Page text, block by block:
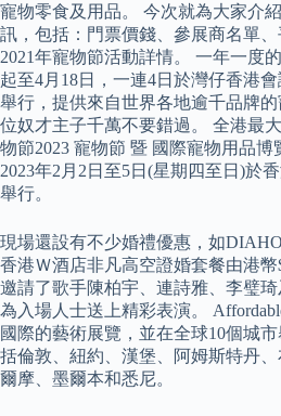
寵物零食及用品。 今次就為大家介
訊，包括：門票價錢、參展商名單
2021年寵物節活動詳情。 一年一度
起至4月18日，一連4日於灣仔香港
舉行，提供來自世界各地逾千品牌
位奴才主子千萬不要錯過。 全港最
物節2023 寵物節 暨 國際寵物用品
2023年2月2日至5日(星期四至日)於
舉行。
現場還設有不少婚禮優惠，如
香港Ｗ酒店非凡高空證婚套餐由港幣
邀請了歌手陳柏宇、連詩雅、李璧
為入場人士送上精彩表演。
國際的藝術展覽，並在全球10個城
括倫敦、紐約、漢堡、阿姆斯特丹
爾摩、墨爾本和悉尼。